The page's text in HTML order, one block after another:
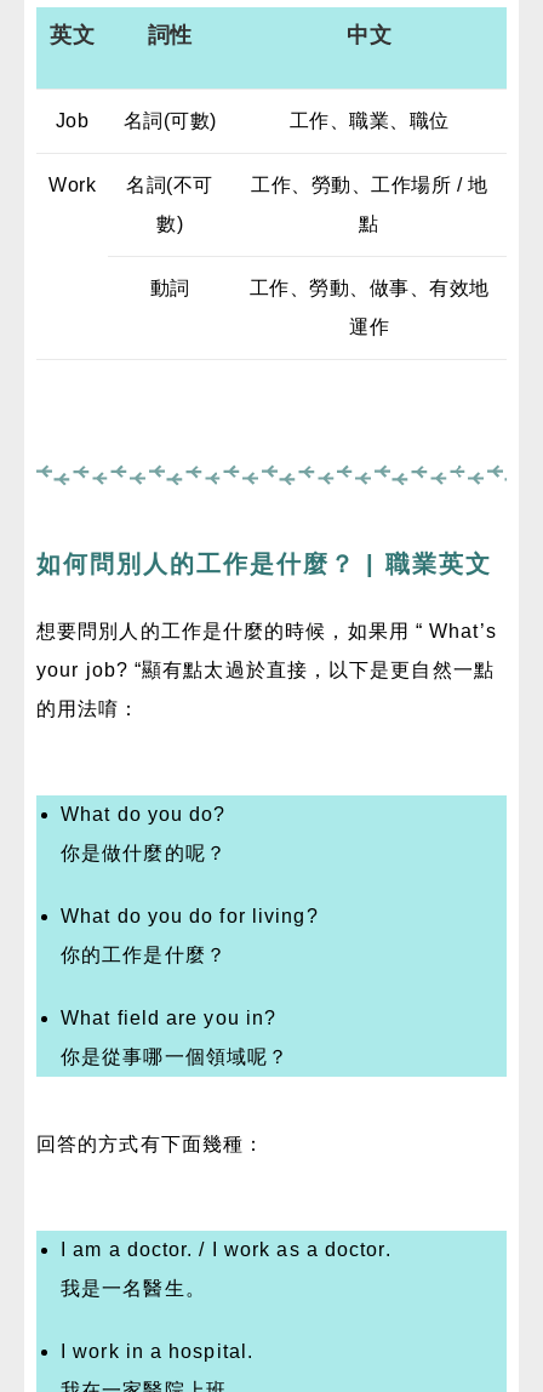
英文 詞性 中文
Job 名詞(可數) 工作、職業、職位
Work
名詞(不可
數)
工作、勞動、工作場所 / 地
點
動詞
工作、勞動、做事、有效地
運作
如何問別人的工作是什麼？ | 職業英文
想要問別人的工作是什麼的時候，如果用 “ What’s
your job? “顯有點太過於直接，以下是更自然一點
的用法唷：
What do you do?
你是做什麼的呢？
What do you do for living?
你的工作是什麼？
What field are you in?
你是從事哪一個領域呢？
回答的方式有下面幾種：
I am a doctor. / I work as a doctor.
我是一名醫生。
I work in a hospital.